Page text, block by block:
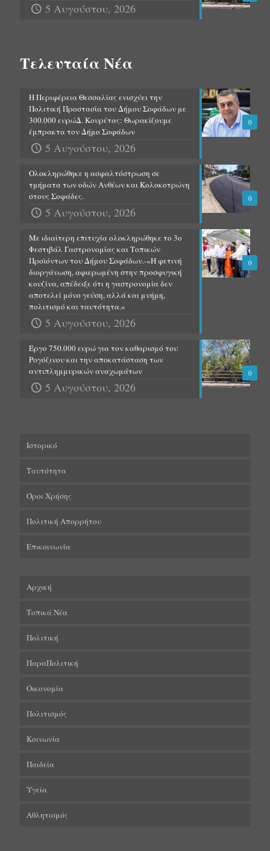
5 Αυγούστου, 2026
Τελευταία Νέα
0
Η Περιφέρεια Θεσσαλίας ενισχύει την
Πολιτική Προστασία του Δήμου Σοφάδων με
300.000 ευρώΔ. Κουρέτας: Θωρακίζουμε
έμπρακτα τον Δήμο Σοφάδων
5 Αυγούστου, 2026
0
Ολοκληρώθηκε η ασφαλτόστρωση σε
τμήματα των οδών Ανθέων και Κολοκοτρώνη
στους Σοφάδες.
5 Αυγούστου, 2026
0
Με ιδιαίτερη επιτυχία ολοκληρώθηκε το 3ο
Φεστιβάλ Γαστρονομίας και Τοπικών
Προϊόντων του Δήμου Σοφάδων.-«Η φετινή
διοργάνωση, αφιερωμένη στην προσφυγική
κουζίνα, απέδειξε ότι η γαστρονομία δεν
αποτελεί μόνο γεύση, αλλά και μνήμη,
πολιτισμό και ταυτότητα.»
5 Αυγούστου, 2026
0
Έργο 750.000 ευρώ για τον καθαρισμό του
Ρογόζινου και την αποκατάσταση των
αντιπλημμυρικών αναχωμάτων
5 Αυγούστου, 2026
Ιστορικό
Ταυτότητα
Όροι Χρήσης
Πολιτική Απορρήτου
Επικοινωνία
Αρχική
Τοπικά Νέα
Πολιτική
ΠαραΠολιτική
Οικονομία
Πολιτισμός
Κοινωνία
Παιδεία
Υγεία
Αθλητισμός